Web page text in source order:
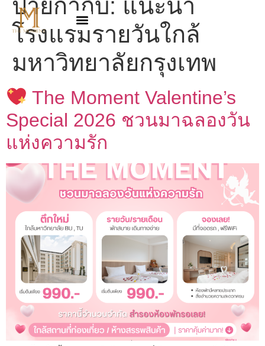
ป้ายกำกับ: แนะนำ
โรงแรมรายวันใกล้
มหาวิทยาลัยกรุงเทพ
The Moment Valentine’s
Special 2026 ชวนมาฉลองวัน
แห่งความรัก